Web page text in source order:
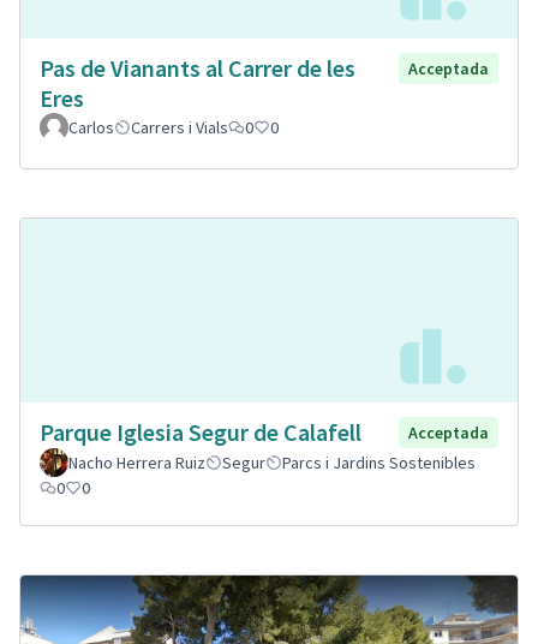
Pas de Vianants al Carrer de les
Eres
Acceptada
Carlos Carrers i Vials 0 0
Parque Iglesia Segur de Calafell
Acceptada
Nacho Herrera Ruiz
Segur
Parcs i Jardins Sostenibles
0
0